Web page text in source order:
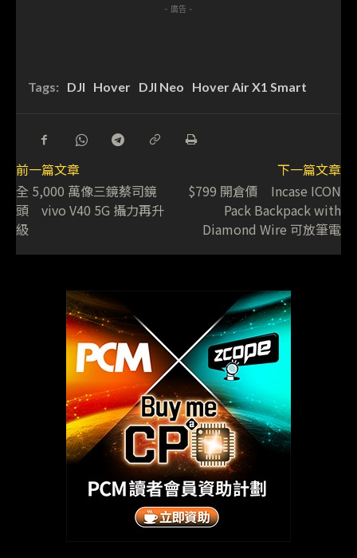
- 廣告 -
Tags: DJI Hover DJI Neo Hover Air X1 Smart
前一篇文章
全 5,000 萬像三鏡蔡司鏡
頭 vivo V40 5G 攝力再升
級
下一篇文章
$799 開倉價 Incase ICON
Pack Backpack with
Diamond Wire 可放筆電